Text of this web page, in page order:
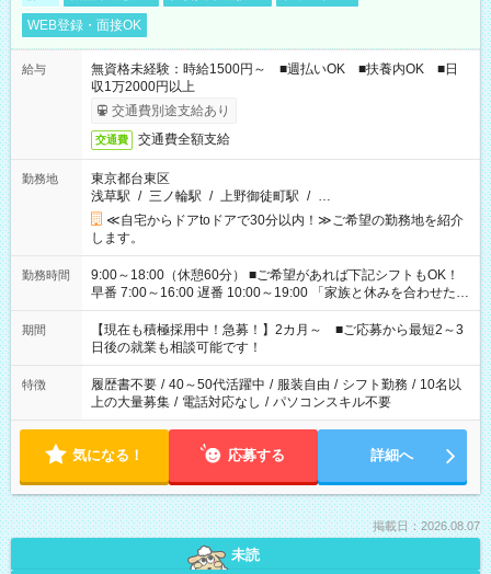
WEB登録・面接OK
給与
無資格未経験：時給1500円～ ■週払いOK ■扶養内OK ■日
収1万2000円以上
交通費別途支給あり
交通費 交通費全額支給
勤務地
東京都台東区
浅草駅 / 三ノ輪駅 / 上野御徒町駅 / …
≪自宅からドアtoドアで30分以内！≫ご希望の勤務地を紹介
します。
勤務時間
9:00～18:00（休憩60分） ■ご希望があれば下記シフトもOK！
早番 7:00～16:00 遅番 10:00～19:00 「家族と休みを合わせた
い」 「余裕を持って夕飯の準備がしたい」 「できれば残業はし
たくない」 など、ご希望を教えてくださいね。 ※Wワーク希望
の方へ 今ご覧のお仕事で希望する勤務時間と、もう1つのお仕事
の勤務時間。 合計で週40時間を超える場合は応募できません。
期間
【現在も積極採用中！急募！】2カ月～ ■ご応募から最短2～3
日後の就業も相談可能です！
特徴 履歴書不要 / 40～50代活躍中 / 服装自由 / シフト勤務 / 10名以
上の大量募集 / 電話対応なし / パソコンスキル不要
気になる！ 応募する 詳細へ
掲載日：2026.08.07
未読